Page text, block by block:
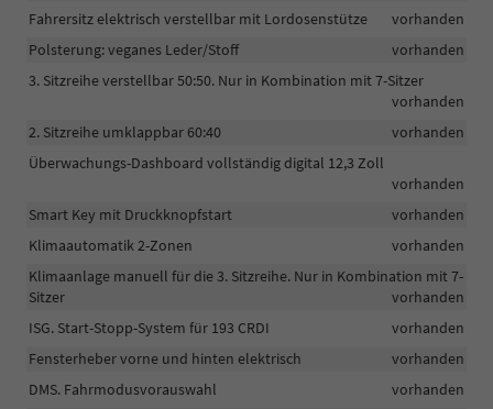
Fahrersitz elektrisch verstellbar mit Lordosenstütze
vorhanden
Polsterung: veganes Leder/Stoff
vorhanden
3. Sitzreihe verstellbar 50:50. Nur in Kombination mit 7-Sitzer
vorhanden
2. Sitzreihe umklappbar 60:40
vorhanden
Überwachungs-Dashboard vollständig digital 12,3 Zoll
vorhanden
Smart Key mit Druckknopfstart
vorhanden
Klimaautomatik 2-Zonen
vorhanden
Klimaanlage manuell für die 3. Sitzreihe. Nur in Kombination mit 7-
Sitzer
vorhanden
ISG. Start-Stopp-System für 193 CRDI
vorhanden
Fensterheber vorne und hinten elektrisch
vorhanden
DMS. Fahrmodusvorauswahl
vorhanden